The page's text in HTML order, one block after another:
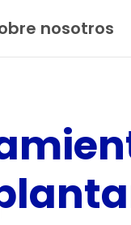
nosotros